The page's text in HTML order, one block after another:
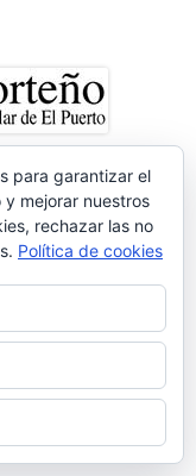
para garantizar el
mejorar nuestros
rechazar las no
Política de cookies